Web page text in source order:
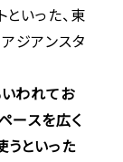
といった、東
ジアンスタ
われてお
ースを広く
うといった